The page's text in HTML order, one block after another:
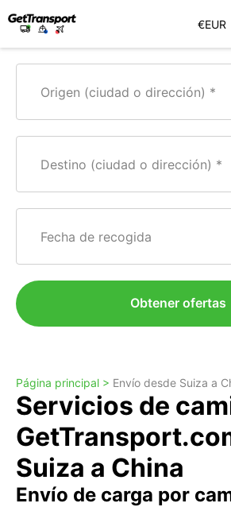
€EUR
Origen (ciudad o dirección)
Destino (ciudad o dirección)
Fecha de recogida
Obtener ofertas
Página principal > Envío desde Suiza a
Servicios de
Suiza a China
Envío de carga por